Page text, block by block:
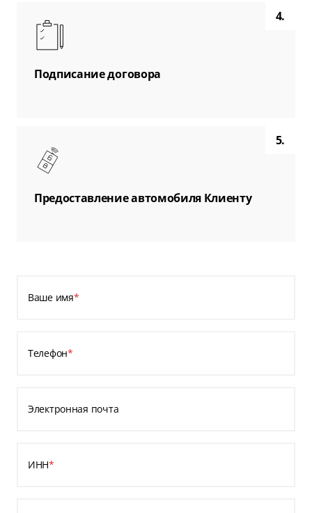
4.
Подписание договора
5.
Предоставление автомобиля Клиенту
Ваше имя*
Телефон*
Электронная почта
ИНН*